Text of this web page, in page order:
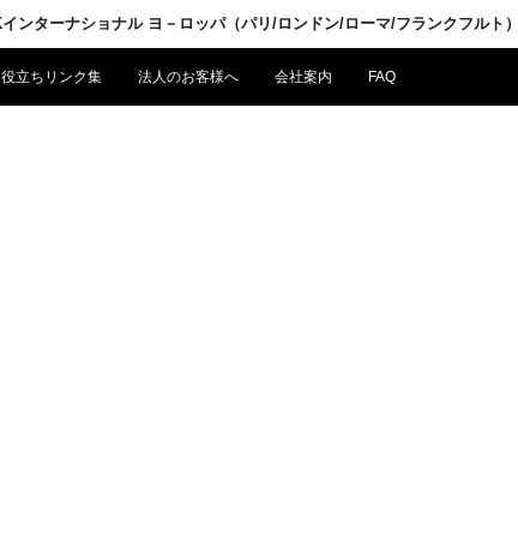
ンターナショナル ヨ－ロッパ（パリ/ロンドン/ローマ/フランクフルト
立ちリンク集 法人のお客様へ 会社案内 FAQ